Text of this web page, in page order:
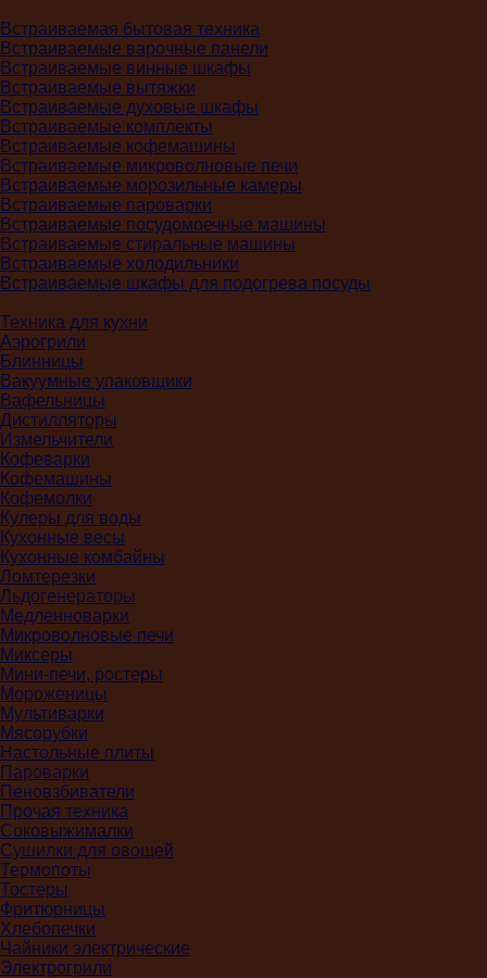
Встраиваемая бытовая техника
Встраиваемые варочные панели
Встраиваемые винные шкафы
Встраиваемые вытяжки
Встраиваемые духовые шкафы
Встраиваемые комплекты
Встраиваемые кофемашины
Встраиваемые микроволновые печи
Встраиваемые морозильные камеры
Встраиваемые пароварки
Встраиваемые посудомоечные машины
Встраиваемые стиральные машины
Встраиваемые холодильники
Встраиваемые шкафы для подогрева посуды
Техника для кухни
Аэрогрили
Блинницы
Вакуумные упаковщики
Вафельницы
Дистилляторы
Измельчители
Кофеварки
Кофемашины
Кофемолки
Кулеры для воды
Кухонные весы
Кухонные комбайны
Ломтерезки
Льдогенераторы
Медленноварки
Микроволновые печи
Миксеры
Мини-печи, ростеры
Мороженицы
Мультиварки
Мясорубки
Настольные плиты
Пароварки
Пеновзбиватели
Прочая техника
Соковыжималки
Сушилки для овощей
Термопоты
Тостеры
Фритюрницы
Хлебопечки
Чайники электрические
Электрогрили